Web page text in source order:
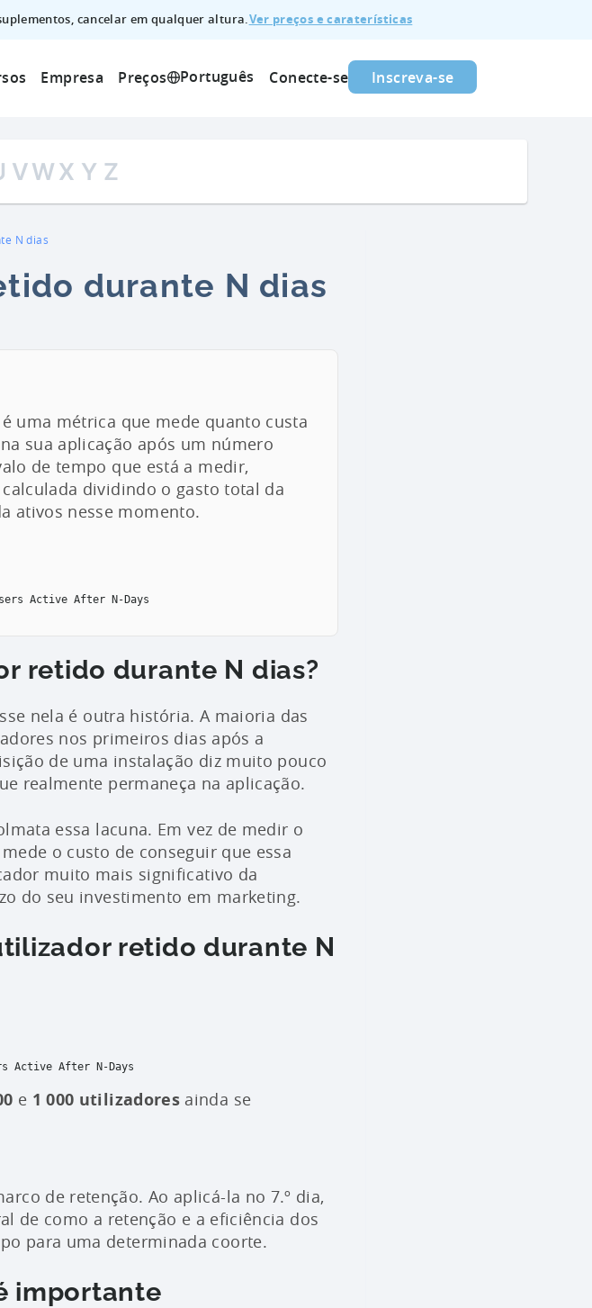
cancelar em qualquer altura.Ver preços e caraterísticas
Empresa Preços Português Conecte-se Inscreva-se
VWX Y Z
N dias
durante N dias
uma métrica que mede quanto custa
sua aplicação após um número
de tempo que está a medir,
dividindo o gasto total da
ativos nesse momento.
Active After N-Days
retido durante N dias?
nela é outra história. A maioria das
nos primeiros dias após a
de uma instalação diz muito pouco
realmente permaneça na aplicação.
essa lacuna. Em vez de medir o
o custo de conseguir que essa
muito mais significativo da
do seu investimento em marketing.
retido durante N
Active After N-Days
e 1 000 utilizadores ainda se
de retenção. Ao aplicá-la no 7.º dia,
de como a retenção e a eficiência dos
para uma determinada coorte.
importante